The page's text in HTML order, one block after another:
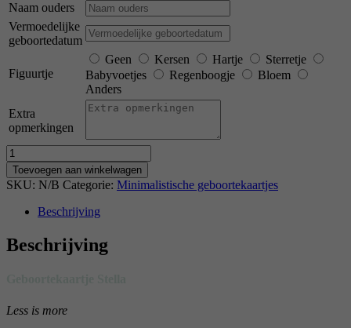
Naam ouders
Vermoedelijke
geboortedatum
Figuurtje
Geen Kersen Hartje
Sterretje
Babyvoetjes
Regenboogje
Bloem
Anders
Extra
opmerkingen
Aantal
Toevoegen aan winkelwagen
SKU: N/B Categorie: Minimalistische geboortekaartjes
Beschrijving
Beschrijving
Less is more